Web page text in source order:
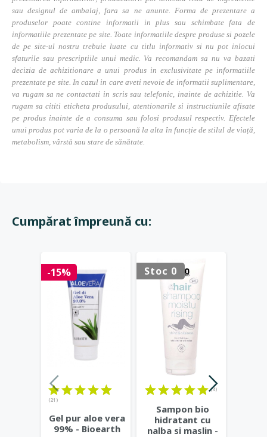
sau designul de ambalaj, fara sa ne anunte. Forma de prezentare a
produselor poate contine informatii in plus sau schimbate fata de
informatiile prezentate pe site. Toate informatiile despre produse si pozele
de pe site-ul nostru trebuie luate cu titlu informativ si nu pot inlocui
sfaturile sau prescriptiile unui medic. Va recomandam sa nu va bazati
decizia de achizitionare a unui produs in exclusivitate pe informatiile
prezentate pe site. In cazul in care aveti nevoie de informatii suplimentare,
va rugam sa ne contactati in scris sau telefonic, inainte de achizitie. Va
rugam sa cititi eticheta produsului, atentionarile si instructiunile afisate
pe produs inainte de a consuma sau folosi produsul respectiv. Efectele
unui produs pot varia de la o persoană la alta în funcție de stilul de viață,
metabolism, vârstă sau stare de sănătate.
Cumpărat împreună cu:
-15%
(21)
Gel pur aloe vera
99% - Bioearth
Stoc 0
(4)
Sampon bio
hidratant cu
nalba si maslin -